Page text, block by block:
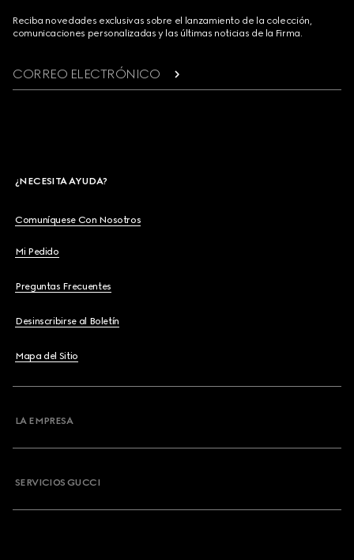
Reciba novedades exclusivas sobre el lanzamiento de la colección,
comunicaciones personalizadas y las últimas noticias de la Firma.
CORREO ELECTRÓNICO
¿NECESITA AYUDA?
Comuníquese Con Nosotros
Mi Pedido
Preguntas Frecuentes
Desinscribirse al Boletín
Mapa del Sitio
LA EMPRESA
SERVICIOS GUCCI